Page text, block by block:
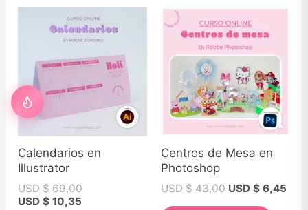
Calendarios en
Illustrator
USD $69,00
USD $10,35
Centros de Mesa en
Photoshop
USD $43,00 USD $ 6,45